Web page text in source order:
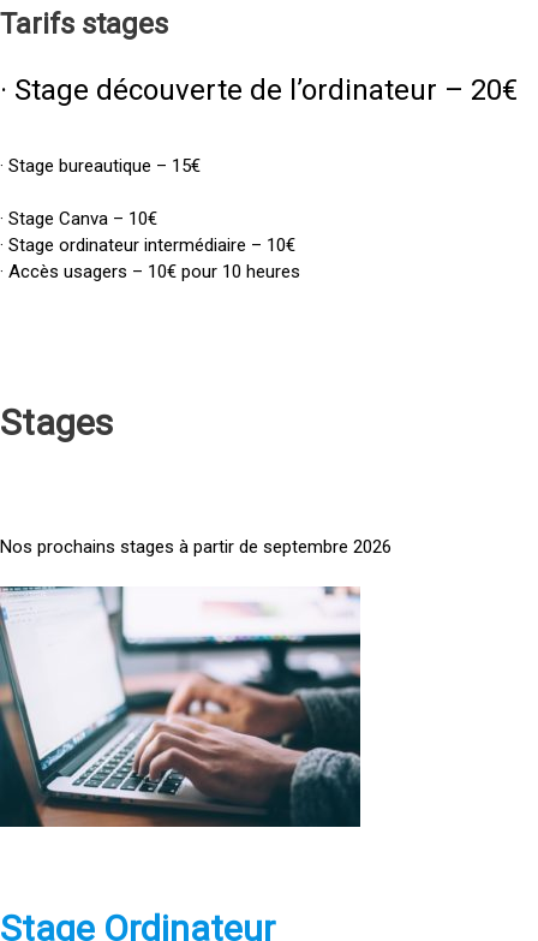
Tarifs stages
· Stage découverte de l’ordinateur – 20€
· Stage bureautique – 15€
· Stage Canva – 10€
· Stage ordinateur intermédiaire – 10€
· Accès usagers – 10€ pour 10 heures
Stages
Nos prochains stages à partir de septembre 2026
<
a
h
e
f
pStage Ordinateur